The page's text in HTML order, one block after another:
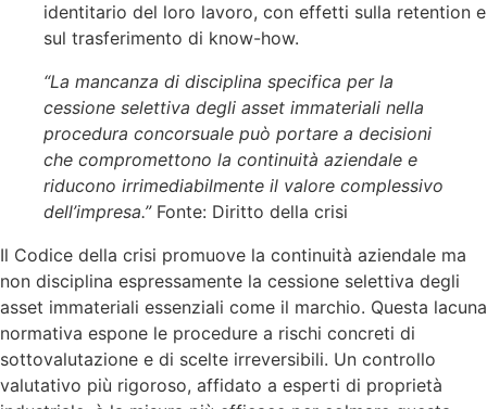
identitario del loro lavoro, con effetti sulla retention e
sul trasferimento di know-how.
“La mancanza di disciplina specifica per la
cessione selettiva degli asset immateriali nella
procedura concorsuale può portare a decisioni
che compromettono la continuità aziendale e
riducono irrimediabilmente il valore complessivo
dell’impresa.”Fonte: Diritto della crisi
Il Codice della crisi promuove la continuità aziendale ma
non disciplina espressamente la cessione selettiva degli
asset immateriali essenziali come il marchio. Questa lacuna
normativa espone le procedure a rischi concreti di
sottovalutazione e di scelte irreversibili. Un controllo
valutativo più rigoroso, affidato a esperti di proprietà